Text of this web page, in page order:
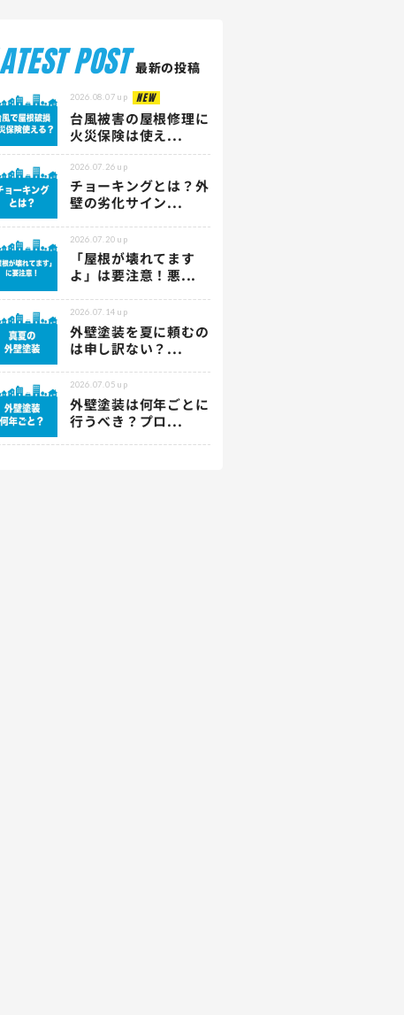
POST 最新の投稿
2026.08.07 up NEW
台風被害の屋根修理に
火災保険は使え...
2026.07.26 up
チョーキングとは？外
壁の劣化サイン...
2026.07.20 up
「屋根が壊れてます
よ」は要注意！悪...
2026.07.14 up
外壁塗装を夏に頼むの
は申し訳ない？...
2026.07.05 up
外壁塗装は何年ごとに
行うべき？プロ...